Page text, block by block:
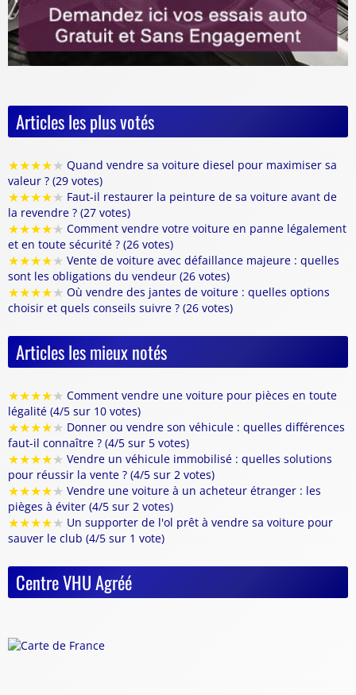
Articles les plus votés
★★★★★ Quand vendre sa voiture diesel pour maximiser sa
valeur ? (29 votes)
★★★★★ Faut-il restaurer la peinture de sa voiture avant de
la revendre ? (27 votes)
★★★★★ Comment vendre votre voiture en panne légalement
et en toute sécurité ? (26 votes)
★★★★★ Vente de voiture avec défaillance majeure : quelles
sont les obligations du vendeur (26 votes)
★★★★★ Où vendre des jantes de voiture : quelles options
choisir et quels conseils suivre ? (26 votes)
Articles les mieux notés
★★★★★ Comment vendre une voiture pour pièces en toute
légalité (4/5 sur 10 votes)
★★★★★ Donner ou vendre son véhicule : quelles différences
faut-il connaître ? (4/5 sur 5 votes)
★★★★★ Vendre un véhicule immobilisé : quelles solutions
pour réussir la vente ? (4/5 sur 2 votes)
★★★★★ Vendre une voiture à un acheteur étranger : les
pièges à éviter (4/5 sur 2 votes)
★★★★★ Un supporter de l'ol prêt à vendre sa voiture pour
sauver le club (4/5 sur 1 vote)
Centre VHU Agréé